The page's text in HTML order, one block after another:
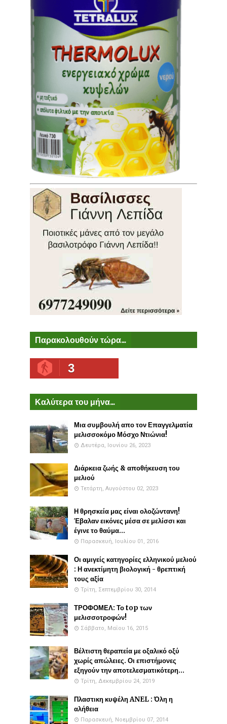
Παρακολουθούν τώρα...
3
Καλύτερα του μήνα...
Μια συμβουλή απο τον Επαγγελματία
μελισσοκόμο Μόσχο Ντιώνια!
Δευτέρα, Ιουνίου 26, 2023
Διάρκεια ζωής & αποθήκευση του
μελιού
Τετάρτη, Αυγούστου 02, 2023
Η θρησκεία μας είναι ολοζώντανη!
Έβαλαν εικόνες μέσα σε μελίσσι και
έγινε το θαύμα...
Παρασκευή, Ιουλίου 01, 2016
Οι αμιγείς κατηγορίες ελληνικού μελιού
: Η ανεκτίμητη βιολογική - θρεπτική
τους αξία
Τρίτη, Σεπτεμβρίου 30, 2014
ΤΡΟΦΟΜΕΛ: Το top των
μελισσοτροφών!
Σάββατο, Μαΐου 16, 2015
Βέλτιστη θεραπεία με οξαλικό οξύ
χωρίς απώλειες. Οι επιστήμονες
εξηγούν την αποτελεσματικότερη...
Τρίτη, Δεκεμβρίου 24, 2019
Πλαστικη κυψέλη ANEL : Όλη η
αλήθεια
Παρασκευή, Νοεμβρίου 07, 2014